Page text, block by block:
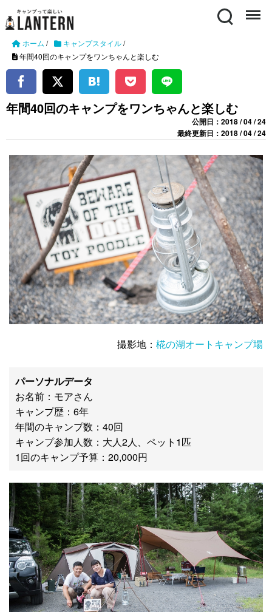
Search Menu
ホーム / キャンプスタイル/
年間40回のキャンプをワンちゃんと楽しむ
年間40回のキャンプをワンちゃんと楽しむ
公開日：2018 / 04 / 24
最終更新日：2018 / 04 / 24
撮影地： 椛の湖オートキャンプ場
パーソナルデータ
お名前：モアさん
キャンプ歴：6年
年間のキャンプ数：40回
キャンプ参加人数：大人2人、ペット1匹
1回のキャンプ予算：20,000円